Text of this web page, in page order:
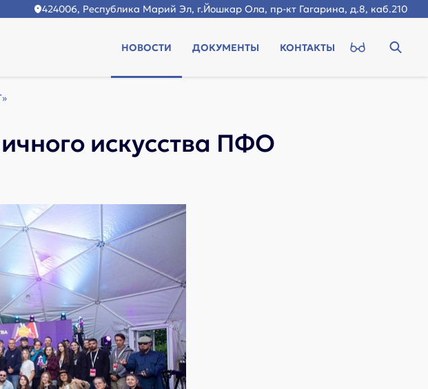
424006, Республика Марий Эл, г.Йошкар Ола, пр-кт Гагарина, д.8, каб.210
НОВОСТИ ДОКУМЕНТЫ КОНТАКТЫ
искусства ПФО